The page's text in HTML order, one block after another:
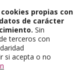
propias con
de carácter
Sin
terceros con
si acepta o no